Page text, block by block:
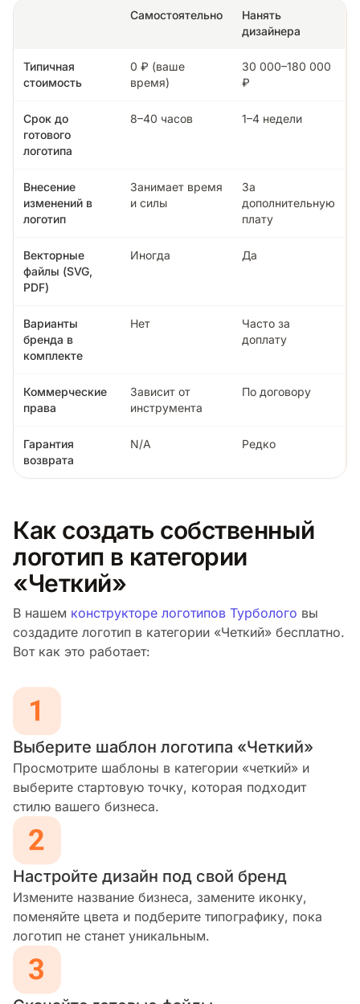
Самостоятельно
Нанять
дизайнера
Типичная
стоимость
0 ₽ (ваше
время)
30 000–180 000
₽
Срок до
готового
логотипа
8–40 часов 1–4 недели
Внесение
изменений в
логотип
Занимает время
и силы
За
дополнительную
плату
Векторные
файлы (SVG,
PDF)
Иногда Да
Варианты
бренда в
комплекте
Нет
Часто за
доплату
Коммерческие
права
Зависит от
инструмента
По договору
Гарантия
возврата
N/A Редко
Как создать собственный
логотип в категории
«Четкий»
В нашем конструкторе логотипов Турболого вы
создадите логотип в категории «Четкий» бесплатно.
Вот как это работает:
Выберите шаблон логотипа «Четкий»
Просмотрите шаблоны в категории «четкий» и
выберите стартовую точку, которая подходит
стилю вашего бизнеса.
Настройте дизайн под свой бренд
Измените название бизнеса, замените иконку,
поменяйте цвета и подберите типографику, пока
логотип не станет уникальным.